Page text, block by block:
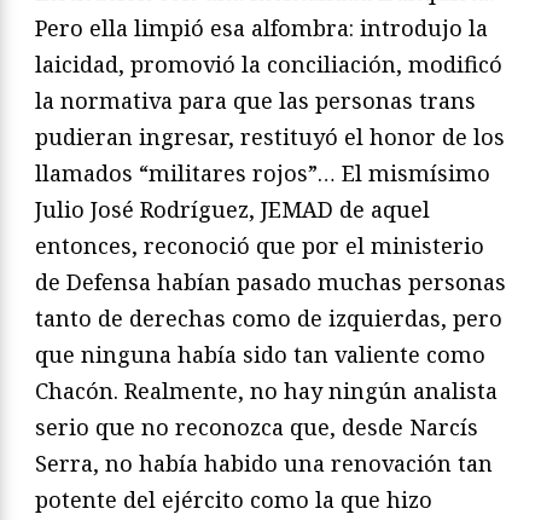
Pero ella limpió esa alfombra: introdujo la
laicidad, promovió la conciliación, modificó
la normativa para que las personas trans
pudieran ingresar, restituyó el honor de los
llamados “militares rojos”… El mismísimo
Julio José Rodríguez, JEMAD de aquel
entonces, reconoció que por el ministerio
de Defensa habían pasado muchas personas
tanto de derechas como de izquierdas, pero
que ninguna había sido tan valiente como
Chacón. Realmente, no hay ningún analista
serio que no reconozca que, desde Narcís
Serra, no había habido una renovación tan
potente del ejército como la que hizo